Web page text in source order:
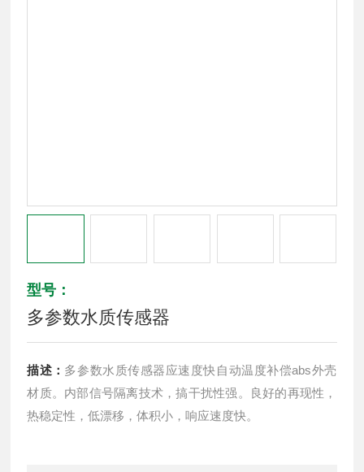
型号：
多参数水质传感器
描述： 多参数水质传感器应速度快自动温度补偿abs外壳
材质。内部信号隔离技术，搞干扰性强。良好的再现性，
热稳定性，低漂移，体积小，响应速度快。